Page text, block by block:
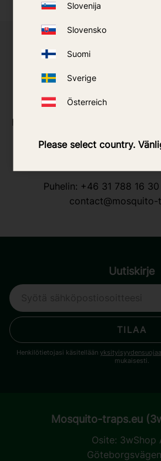
Slovenija
Slovensko
Suomi
Sverige
Österreich
Please select country.
Haluaisitko ryhtyä
Predator-, SkeeterVac- ja
hoidetaan kauttamme
yhteyttä saadaksesi
Puhelin: +46 31 788 16 30
contact@mosquito-
Uutiskirje
TILAA
Henkilötietojasi käsitellään
mukaisesti.
Mosquito-traps.eu
Osite: 3wShop